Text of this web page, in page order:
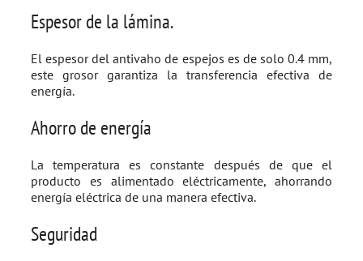
Espesor de la lámina.
El espesor del antivaho de espejos es de solo 0.4 mm,
este grosor garantiza la transferencia efectiva de
energía.
Ahorro de energía
La temperatura es constante después de que el
producto es alimentado eléctricamente, ahorrando
energía eléctrica de una manera efectiva.
Seguridad